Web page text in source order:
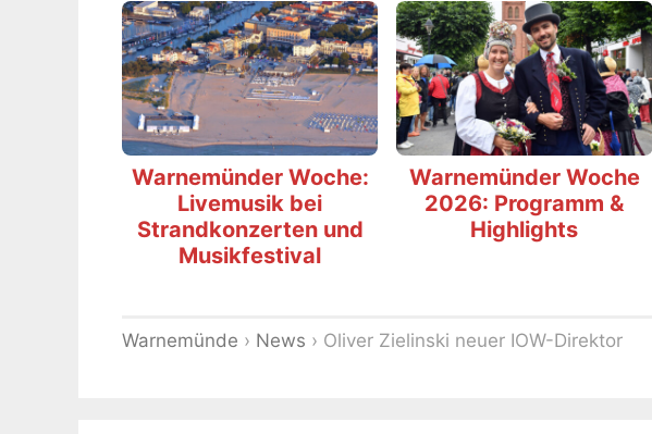
Warnemünder Woche:
Livemusik bei
Strandkonzerten und
Musikfestival
Warnemünder Woche
2026: Programm &
Highlights
Warnemünde › News › Oliver Zielinski neuer IOW-Direktor